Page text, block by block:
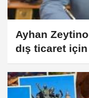
Ayhan
dış ticaret